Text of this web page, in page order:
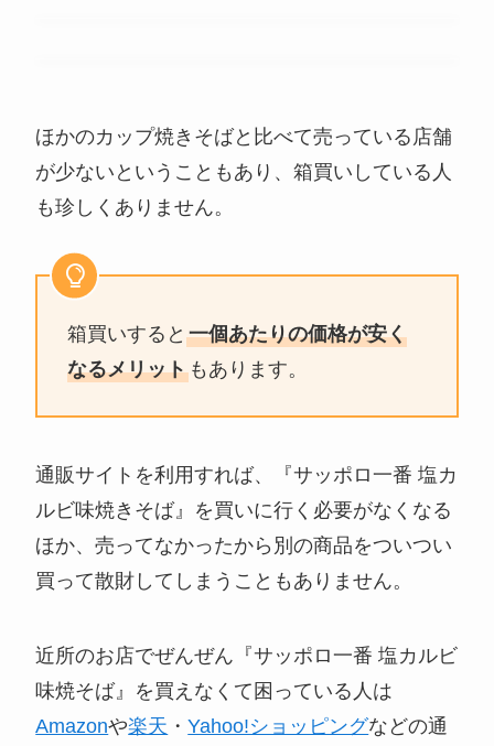
ほかのカップ焼きそばと比べて売っている店舗
が少ないということもあり、箱買いしている人
も珍しくありません。
箱買いすると一個あたりの価格が安く
なるメリット もあります。
通販サイトを利用すれば、『サッポロ一番 塩カ
ルビ味焼きそば』を買いに行く必要がなくなる
ほか、売ってなかったから別の商品をついつい
買って散財してしまうこともありません。
近所のお店でぜんぜん『サッポロ一番 塩カルビ
味焼そば』を買えなくて困っている人は
Amazonや楽天 ・Yahoo!ショッピングなどの通